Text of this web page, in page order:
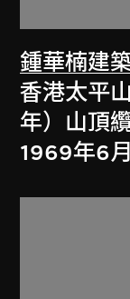
鍾華楠建
香港太平
年）山頂
1969年6月